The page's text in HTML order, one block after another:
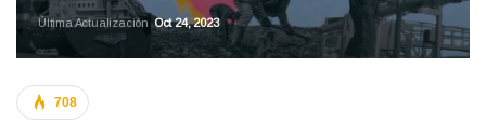
Última ActualizaciónOct 24, 2023
708